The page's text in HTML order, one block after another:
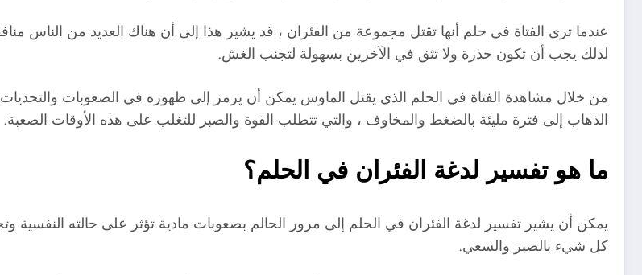
عندما ترى الفتاة في حلم أنها تقتل مجموعة من الفئران ، قد يشير هذا إلى أن هناك العديد من الناس
لذلك يجب أن تكون حذرة ولا تثق في الآخرين بسهولة لتجنب الغش.
من خلال مشاهدة الفتاة في الحلم الذي يقتل الماوس يمكن أن يرمز إلى ظهوره في الصعوبات والتحديات
الذهاب إلى فترة مليئة بالضغط والمخاوف ، والتي تتطلب القوة والصبر للتغلب على هذه الأوقات الصعبة.
ما هو تفسير لدغة الفئران في الحلم؟
يمكن أن يشير تفسير لدغة الفئران في الحلم إلى مرور الحالم بصعوبات مادية تؤثر على حالته
كل شيء بالصبر والسعي.